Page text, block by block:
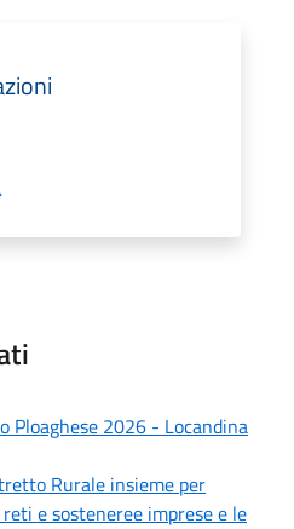
Ploaghese 2026 - Locandina
Rurale insieme per
e sosteneree imprese e le